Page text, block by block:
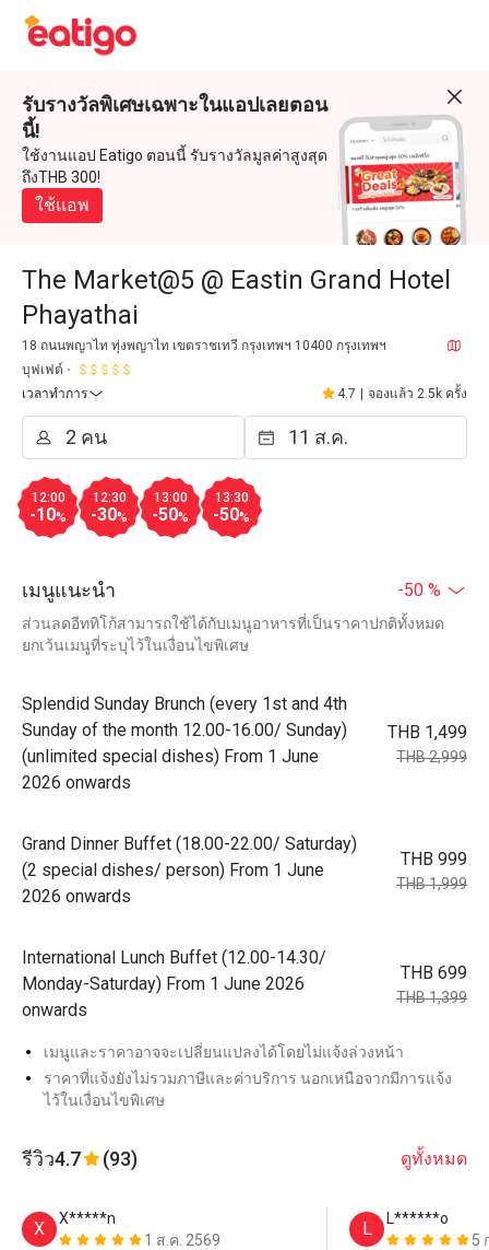
รับรางวัลพิเศษเฉพาะในแอปเลยตอน
นี้!
ใช้งานแอป Eatigo ตอนนี้ รับรางวัลมูลค่าสูงสุด
ถึงTHB 300!
ใช้แอพ
The Market@5 @ Eastin Grand Hotel
Phayathai
18 ถนนพญาไท ทุ่งพญาไท เขตราชเทวี กรุงเทพฯ 10400 กรุงเทพฯ
บุฟเฟต์
เวลาทำการ
4.7 จองแล้ว 2.5k ครั้ง
12:00
-10%
12:30
-30%
13:00
-50%
13:30
-50%
เมนูแนะนำ -50 %
ส่วนลดอีททิโก้สามารถใช้ได้กับเมนูอาหารที่เป็นราคาปกติทั้งหมด
ยกเว้นเมนูที่ระบุไว้ในเงื่อนไขพิเศษ
Splendid Sunday Brunch (every 1st and 4th
Sunday of the month 12.00-16.00/ Sunday)
(unlimited special dishes) From 1 June
2026 onwards
THB 1,499
THB 2,999
Grand Dinner Buffet (18.00-22.00/ Saturday)
(2 special dishes/ person) From 1 June
2026 onwards
THB 999
THB 1,999
International Lunch Buffet (12.00-14.30/
Monday-Saturday) From 1 June 2026
onwards
THB 699
THB 1,399
เมนูและราคาอาจจะเปลี่ยนแปลงได้โดยไม่แจ้งล่วงหน้า
ราคาที่แจ้งยังไม่รวมภาษีและค่าบริการ นอกเหนือจากมีการแจ้ง
ไว้ในเงื่อนไขพิเศษ
รีวิว4.7 (93) ดูทั้งหมด
X
X*****n
1 ส.ค. 2569
L
L******o
5